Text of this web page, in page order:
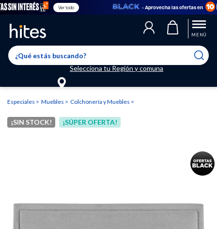
Ver todo - Aprovecha las ofertas en
MENÚ
Selecciona tu Región y comuna
El producto ha sido eliminado correctamente
El producto ha sido agregado a tu lista de favoritos correctamente
Llegaste al límite de productos favoritos permitidos, para agregar
uno nuevo ingresa a “Mi cuenta” y elimina los que ya no necesitas.
Especiales Muebles Colchonería y Muebles
¡SIN STOCK! ¡SÚPER OFERTA!